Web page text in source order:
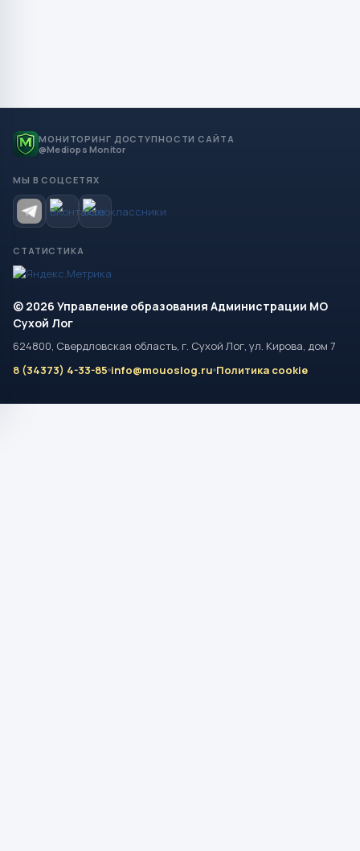
МОНИТОРИНГ ДОСТУПНОСТИ САЙТА
@Mediops Monitor
МЫ В СОЦСЕТЯХ
СТАТИСТИКА
© 2026 Управление образования Администрации МО
Сухой Лог
624800, Свердловская область, г. Сухой Лог, ул. Кирова, дом 7
8 (34373) 4-33-85 info@mouoslog.ru Политика cookie